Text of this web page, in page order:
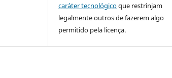
caráter tecnológicoque restrinjam
legalmente outros de fazerem algo
permitido pela licença.